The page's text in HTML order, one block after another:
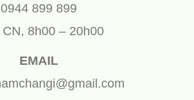
0944 899 899
8h00 – 20h00
EMAIL